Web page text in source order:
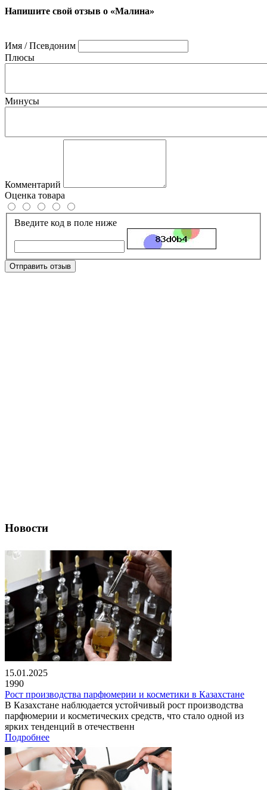
Напишите свой отзыв о «Малина»
Имя / Псевдоним
Плюсы
Минусы
Комментарий
Оценка товара
Введите код в поле ниже
Отправить отзыв
Новости
15.01.2025
1990
Рост производства парфюмерии и косметики в Казахстане
В Казахстане наблюдается устойчивый рост производства
парфюмерии и косметических средств, что стало одной из
ярких тенденций в отечественн
Подробнее